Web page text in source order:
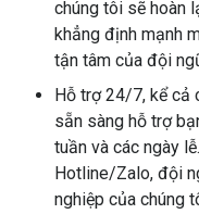
chúng tôi sẽ hoàn
khẳng định mạnh
tận tâm của đội
Hỗ trợ 24/7, kể cả
sẵn sàng hỗ trợ
tuần và các ngày
Hotline/Zalo, đội
nghiệp của chúng